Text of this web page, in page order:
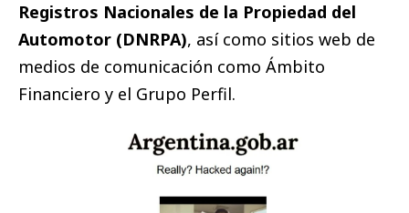
Registros Nacionales de la Propiedad del
Automotor (DNRPA), así como sitios web de
medios de comunicación como Ámbito
Financiero y el Grupo Perfil.